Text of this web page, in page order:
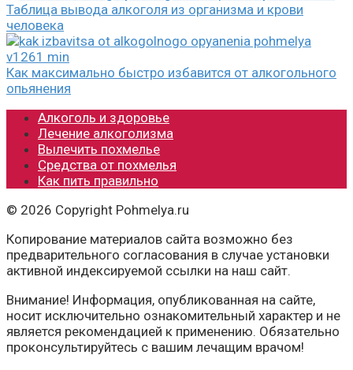
Таблица вывода алкоголя из организма и крови
человека
Как максимально быстро избавится от алкогольного
опьянения
Алкоголь и здоровье
Лечение алкоголизма
Вылечить похмелье
Средства от похмелья
Как пить правильно
© 2026 Copyright Pohmelya.ru
Копирование материалов сайта возможно без
предварительного согласования в случае установки
активной индексируемой ссылки на наш сайт.
Внимание! Информация, опубликованная на сайте,
носит исключительно ознакомительный характер и не
является рекомендацией к применению. Обязательно
проконсультируйтесь с вашим лечащим врачом!